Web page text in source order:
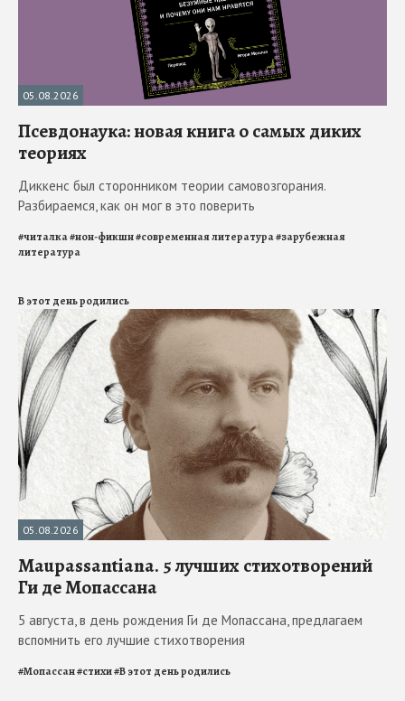
05.08.2026
Псевдонаука: новая книга о самых диких
теориях
Диккенс был сторонником теории самовозгорания.
Разбираемся, как он мог в это поверить
#читалка#нон-фикшн#современная литература#зарубежная
литература
В этот день родились
05.08.2026
Maupassantiana. 5 лучших стихотворений
Ги де Мопассана
5 августа, в день рождения Ги де Мопассана, предлагаем
вспомнить его лучшие стихотворения
#Мопассан#стихи#В этот день родились